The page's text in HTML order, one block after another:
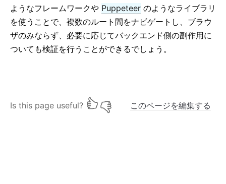
ようなフレームワークや Puppeteer のようなライブラリ
を使うことで、複数のルート間をナビゲートし、ブラウ
ザのみならず、必要に応じてバックエンド側の副作用に
ついても検証を行うことができるでしょう。
Is this page useful? このページを編集する